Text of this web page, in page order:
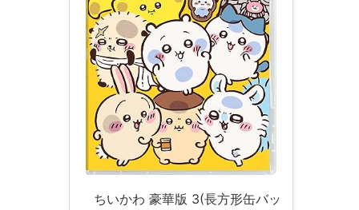
ちいかわ 豪華版 3(長方形缶バッ